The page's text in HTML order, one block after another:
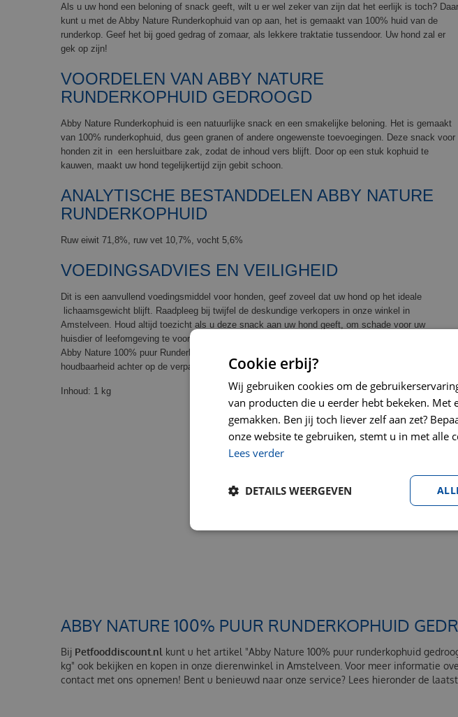
Als u uw hond een beloning of snack geeft, wilt u er wel zeker van zijn dat het eerlijk is toch? Daar
kunt u met de Abby Nature Runderkophuid van op aan, het is gemaakt van 100% huid van de
runderkop. Geef het bij goed gedrag of zomaar, als lekkere traktatie tussendoor. Uw hond zal er
gek op zijn!
VOORDELEN VAN ABBY NATURE
RUNDERKOPHUID GEDROOGD
Abby Nature Runderkophuid is een natuurlijke snack en een smakelijke beloning. Het is gemaakt
van 100% runderkophuid, dus geen granen of andere ongewenste toevoegingen. Deze snack voor
honden zit in een hersluitbare zak, zodat de inhoud vers blijft. Door op een stuk kophuid te
kauwen, maakt uw hond tegelijkertijd zijn gebit schoon.
ANALYTISCHE BESTANDDELEN ABBY NATURE
RUNDERKOPHUID
Ruw eiwit 71,8%, ruw vet 10,7%, vocht 5,6%
VOEDINGSADVIES EN VEILIGHEID
Dit is een aanvullend voedingsmiddel voor honden, geef zoveel dat uw hond op het ideale
lichaamsgewicht blijft. Raadpleeg bij twijfel de deskundige verkopers in onze winkel in
Amstelveen. Houd altijd toezicht als u deze snack aan uw hond geeft, om schade voor uw
huisdier of leefomgeving te voorkomen. Vers water moet dagelijks ter beschikking staan. Bewaar
Abby Nature 100% puur Runderkophuid Gedroogd bij kamertemperatuur, kijk voor de datum van
houdbaarheid achter op de verpakking. Niet bedoeld voor menselijke consumptie.
Inhoud: 1 kg
ABBY NATURE 100% PUUR RUNDERKOPHUID
Bij Petfooddiscount.nl kunt u het artikel "Abby Nature 100% puur runderkophuid
kg" ook bekijken en kopen in onze dierenwinkel in Amstelveen. Voor meer informatie
contact met ons opnemen! Bent u benieuwd naar onze service? Lees hieronder de
Cookie erbij?
Wij gebruiken cookies om de
van producten die u eerder hebt bekeken. Met
gemakken. Ben jij toch liever zelf aan zet?
onze website te gebruiken, stemt u in met alle
Lees verder
DETAILS WEERGEVEN